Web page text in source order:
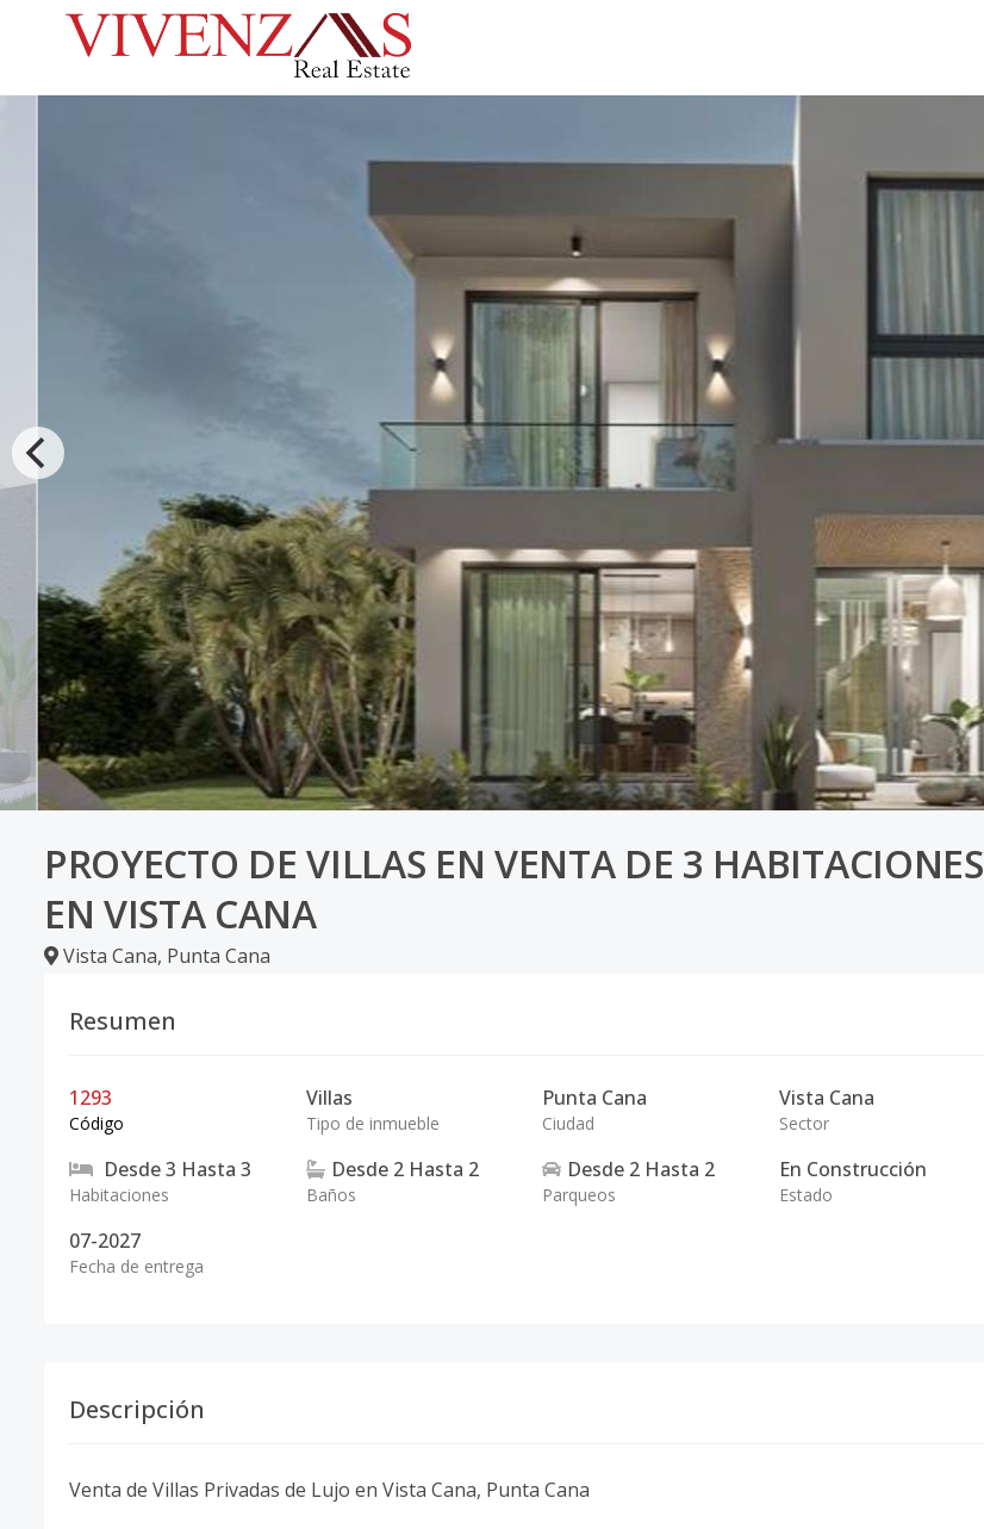
PROYECTO DE VILLAS EN VENTA DE 3 HABITACIONES
EN VISTA CANA
Vista Cana, Punta Cana
Resumen
1293
Código
Villas
Tipo de inmueble
Punta Cana
Ciudad
Vista Cana
Sector
Desde3 Hasta 3
Habitaciones
Desde 2 Hasta 2
Baños
Desde 2 Hasta 2
Parqueos
En Construcción
Estado
07-2027
Fecha de entrega
Descripción
Venta de Villas Privadas de Lujo en Vista Cana, Punta Cana